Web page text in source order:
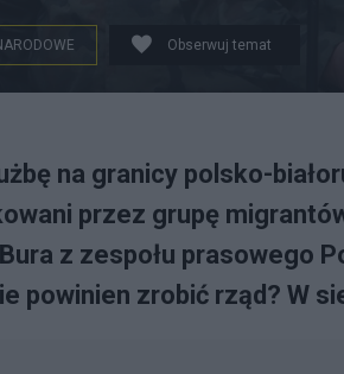
Obserwuj temat
na granicy polsko-
przez grupę
z zespołu prasowego
powinien zrobić rząd? W